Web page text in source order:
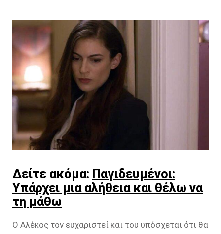
Δείτε ακόμα: Παγιδευμένοι:
Υπάρχει μια αλήθεια και θέλω να
τη μάθω
Ο Αλέκος τον ευχαριστεί και του υπόσχεται ότι θα